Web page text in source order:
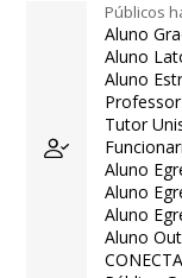
Públicos
Aluno
Aluno
Aluno
Tutor
Aluno
Aluno
Aluno
Aluno